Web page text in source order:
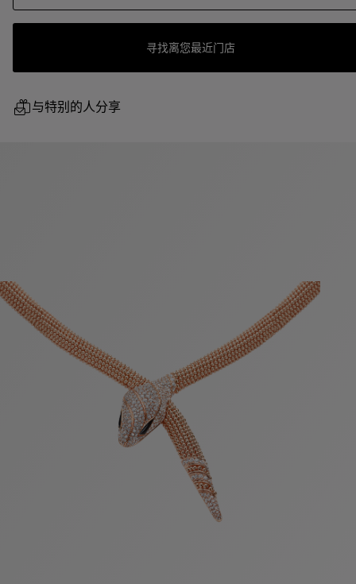
寻找离您最近门店
与特别的人分享